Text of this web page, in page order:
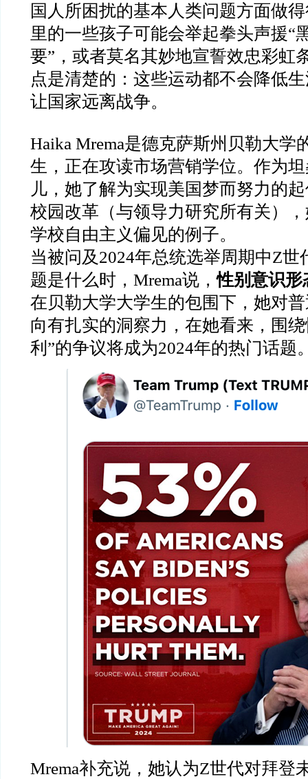
国人所困扰的基本人类问题方面做
里的一些孩子可能会举起拳头声援“
要”，或者莫名其妙地宣誓效忠彩虹
点是清楚的：这些运动都不会降低
让国家远离战争。
Haika Mrema是德克萨斯州贝勒大学
生，正在攻读市场营销学位。作为
儿，她了解为实现美国梦而努力的
校园改革（与领导力研究所有关）
学校自由主义偏见的例子。
当被问及2024年总统选举周期中Z世
题是什么时，Mrema说，性别意识形
在贝勒大学大学生的包围下，她对
向有扎实的洞察力，在她看来，围
利”的争议将成为2024年的热门话题
Mrema补充说，她认为Z世代对拜登